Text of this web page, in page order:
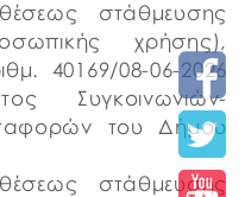
στάθμευσης
χρήσης),
40169/08-06-2026
Συγκοινωνιών-
του Δήμου
στάθμευσης